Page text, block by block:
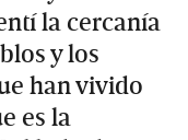
la cercanía
y los
han vivido
es la